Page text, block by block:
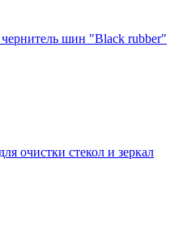
шин "Black rubber"
очистки стекол и зеркал